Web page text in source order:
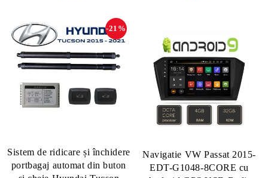
Sistem de ridicare și închidere
portbagaj automat din buton
-21%
Navigatie VW Passat 2015-
EDT-G1048-8CORE cu